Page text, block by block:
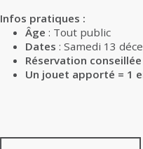
Infos pratiques :
Âge : Tout public
Dates : Samedi 13
Réservation conseillée
Un jouet apporté = 1